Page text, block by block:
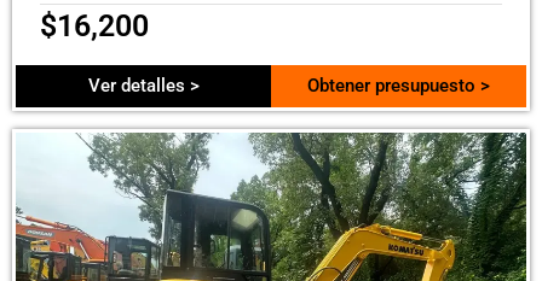
$16,200
Ver detalles > Obtener presupuesto >